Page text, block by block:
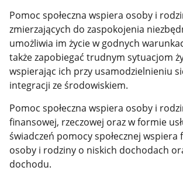
Pomoc społeczna wspiera osoby i
zmierzających do zaspokojenia
umożliwia im życie w godnych
także zapobiegać trudnym sytuacjom
wspierając ich przy usamodzielnieniu
integracji ze środowiskiem.
Pomoc społeczna wspiera osoby i
finansowej, rzeczowej oraz w formie
świadczeń pomocy społecznej wspiera
osoby i rodziny o niskich dochodach
dochodu.